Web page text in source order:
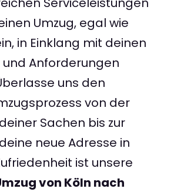
Umzug, egal wie
in Einklang mit deinen
und Anforderungen
uns den
von der
Sachen bis zur
neue Adresse in
ist unsere
von Köln nach